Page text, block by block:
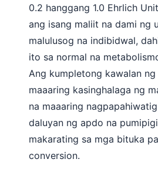
0.2 hanggang 1.0 Ehrlich
ang isang maliit na dami ng
malulusog na indibidwal,
ito sa normal na
Ang kumpletong kawalan
maaaring kasinghalaga ng
na maaaring
daluyan ng apdo na
makarating sa mga bituka
conversion.